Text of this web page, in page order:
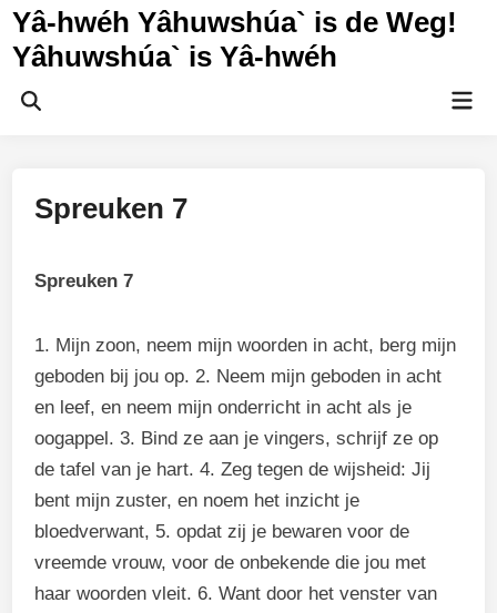
Ga
naar
inhoud
Yâ-hwéh Yâhuwshúa` is de Weg!
Yâhuwshúa` is Yâ-hwéh
Zoeken
Spreuken 7
Spreuken 7
1. Mijn zoon, neem mijn woorden in acht, berg mijn
geboden bij jou op. 2. Neem mijn geboden in acht
en leef, en neem mijn onderricht in acht als je
oogappel. 3. Bind ze aan je vingers, schrijf ze op
de tafel van je hart. 4. Zeg tegen de wijsheid: Jij
bent mijn zuster, en noem het inzicht je
bloedverwant, 5. opdat zij je bewaren voor de
vreemde vrouw, voor de onbekende die jou met
haar woorden vleit. 6. Want door het venster van